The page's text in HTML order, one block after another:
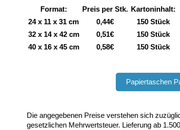
Format: Preis per Stk. Kartoninhalt:
24 x 11 x 31 cm
0,44€
150 Stück
32 x 14 x 42 cm
0,51€
150 Stück
40 x 16 x 45 cm
0,58€ 150 Stück
Papiertaschen
Die angegebenen Preise verstehen sich
gesetzlichen Mehrwertsteuer. Lieferung ab